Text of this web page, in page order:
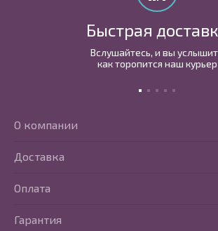
Быстрая
Вслушайтесь, и вы
как торопится наш курьер
О компании
Доставка
Оплата
Гарантия